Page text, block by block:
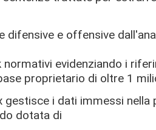
e offensive
evidenziando i
proprietario di oltre 1
gestisce i dati immessi
dotata di